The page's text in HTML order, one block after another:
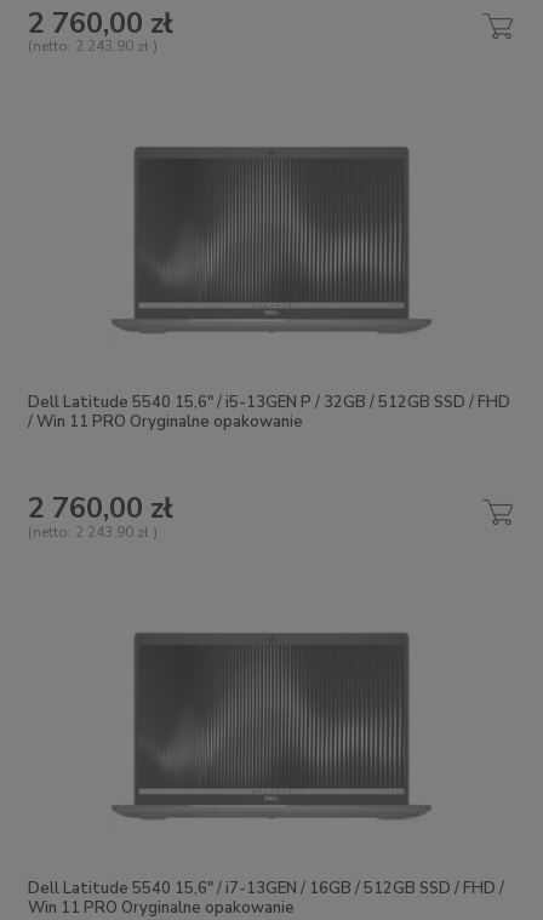
2 760,00 zł
(netto: 2 243,90 zł )
Dell Latitude 5540 15,6" / i5-13GEN P / 32GB / 512GB SSD / FHD
/ Win 11 PRO Oryginalne opakowanie
2 760,00 zł
(netto: 2 243,90 zł )
Dell Latitude 5540 15,6" / i7-13GEN / 16GB / 512GB SSD / FHD /
Win 11 PRO Oryginalne opakowanie